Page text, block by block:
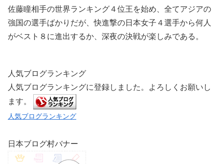
佐藤瞳相手の世界ランキング４位王を始め、全てアジアの
強国の選手ばかりだが、快進撃の日本女子４選手から何人
がベスト８に進出するか、深夜の決戦が楽しみである。
人気ブログランキング
人気ブログランキングに登録しました。よろしくお願いし
ます。
人気ブログランキング
日本ブログ村バナー